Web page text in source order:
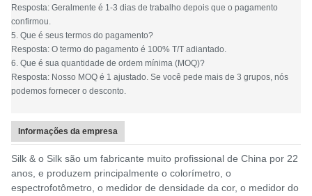
Resposta: Geralmente é 1-3 dias de trabalho depois que o pagamento
confirmou.
5. Que é seus termos do pagamento?
Resposta: O termo do pagamento é 100% T/T adiantado.
6. Que é sua quantidade de ordem mínima (MOQ)?
Resposta: Nosso MOQ é 1 ajustado. Se você pede mais de 3 grupos, nós
podemos fornecer o desconto.
Informações da empresa
Silk & o Silk são um fabricante muito profissional de China por 22
anos, e produzem principalmente o colorímetro, o
espectrofotômetro, o medidor de densidade da cor, o medidor do